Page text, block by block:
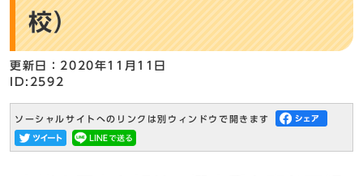
校）
更新日：2020年11月11日
ID:2592
ソーシャルサイトへのリンクは別ウィンドウで開きます